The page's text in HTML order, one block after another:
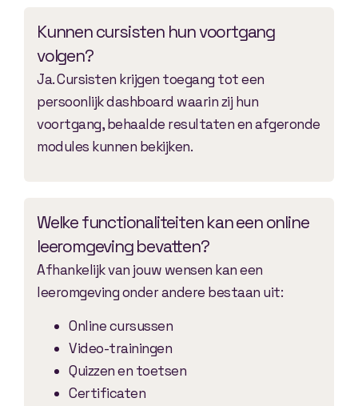
Kunnen cursisten hun voortgang
volgen?
Ja. Cursisten krijgen toegang tot een
persoonlijk dashboard waarin zij hun
voortgang, behaalde resultaten en afgeronde
modules kunnen bekijken.
Welke functionaliteiten kan een online
leeromgeving bevatten?
Afhankelijk van jouw wensen kan een
leeromgeving onder andere bestaan uit:
Online cursussen
Video-trainingen
Quizzen en toetsen
Certificaten